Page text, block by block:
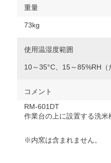
重量
73kg
使用温湿度範囲
10～35°C、15～85%RH（
コメント
RM-601DT
作業台の上に設置する洗米
※内窯は含まれません。